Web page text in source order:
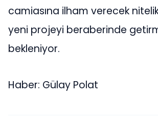
camiasına ilham verecek
yeni projeyi beraberinde
bekleniyor.
Haber: Gülay Polat